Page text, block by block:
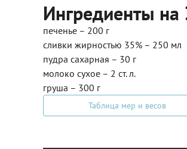
Ингредиенты на
печенье – 200 г
сливки жирностью 35% – 250 мл
пудра сахарная – 30 г
молоко сухое – 2 ст. л.
груша – 300 г
Таблица мер и весов